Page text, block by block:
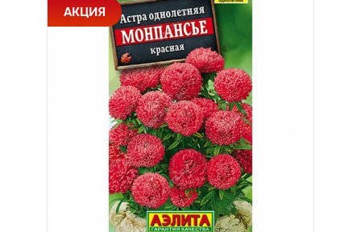
АКЦИЯ